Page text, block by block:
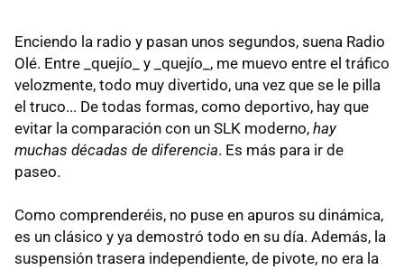
Enciendo la radio y pasan unos segundos, suena Radio
Olé. Entre _quejío_ y _quejío_, me muevo entre el tráfico
velozmente, todo muy divertido, una vez que se le pilla
el truco... De todas formas, como deportivo, hay que
evitar la comparación con un SLK moderno, hay
muchas décadas de diferencia. Es más para ir de
paseo.
Como comprenderéis, no puse en apuros su dinámica,
es un clásico y ya demostró todo en su día. Además, la
suspensión trasera independiente, de pivote, no era la